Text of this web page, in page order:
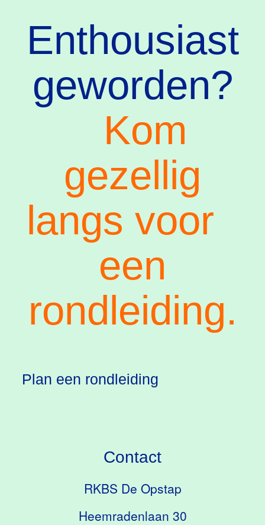
Enthousiast
geworden?
Kom
gezellig
langs voor
een
rondleiding.
Plan een rondleiding
Contact
RKBS De Opstap
Heemradenlaan 30